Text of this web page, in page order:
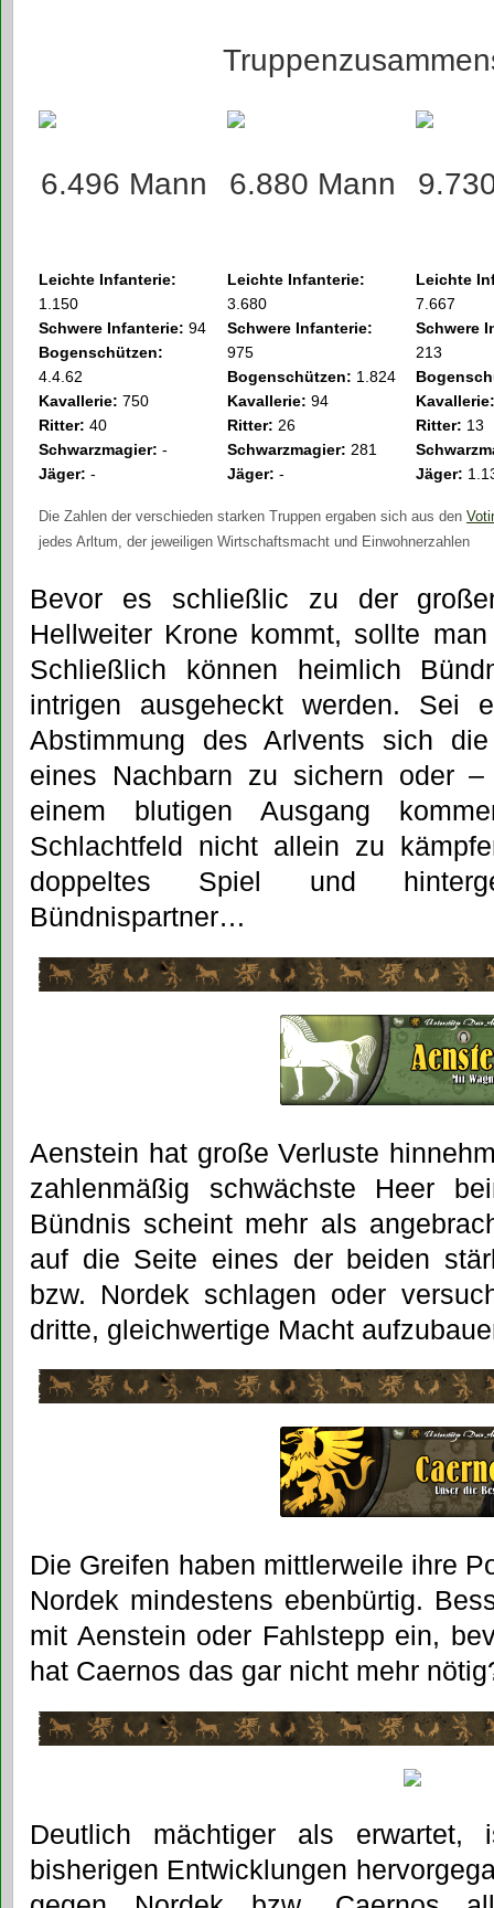
6.496 Mann 6.880 Mann
Leichte Infanterie:
1.150
Schwere Infanterie: 94
Bogenschützen:
4.4.62
Kavallerie: 750
Ritter: 40
Schwarzmagier: -
Jäger: -
Leichte Infanterie:
3.680
Schwere Infanterie:
975
Bogenschützen: 1.824
Kavallerie: 94
Ritter: 26
Schwarzmagier: 281
Jäger: -
Leichte
7.667
Schwere
213
Kavallerie:
Ritter: 13
Jäger:
Die Zahlen der verschieden starken Truppen ergaben sich aus den
jedes Arltum, der jeweiligen Wirtschaftsmacht und Einwohnerzahlen
Bevor es schließlic zu der
Hellweiter Krone kommt, sollte
Schließlich können heimlich
intrigen ausgeheckt werden. Sei
Abstimmung des Arlvents sich
eines Nachbarn zu sichern oder
einem blutigen Ausgang
Schlachtfeld nicht allein zu
doppeltes Spiel und
Bündnispartner…
Aenstein hat große Verluste
zahlenmäßig schwächste Heer
Bündnis scheint mehr als
auf die Seite eines der beiden
bzw. Nordek schlagen oder
dritte, gleichwertige Macht
Die Greifen haben mittlerweile ihre
Nordek mindestens ebenbürtig.
mit Aenstein oder Fahlstepp ein,
hat Caernos das gar nicht mehr
Deutlich mächtiger als erwartet,
bisherigen Entwicklungen